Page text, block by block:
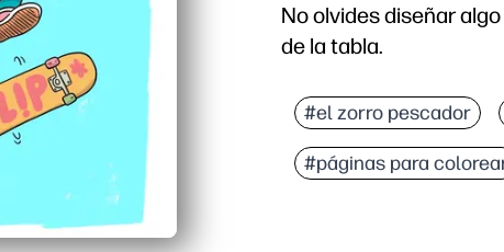
No olvides diseñar
de la tabla.
Obtienes una
La escena llena de
Tú invitas a elegir y
#el zorro pescador
#páginas para